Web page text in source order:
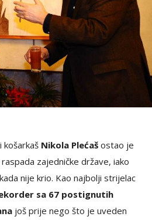
košarkaš Nikola Plećaš ostao je
zajedničke države, iako
nije krio. Kao najbolji strijelac
sa 67 postignutih
još prije nego što je uveden